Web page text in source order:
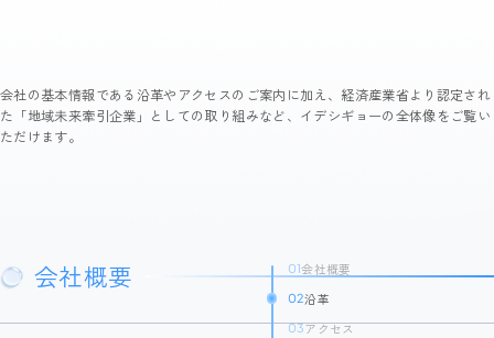
会社の基本情報である沿革やアクセスのご案内に加え、経済産業省より認定され
た「地域未来牽引企業」としての取り組みなど、イデシギョーの全体像をご覧い
ただけます。
会社概要 01会社概要
02沿革
03アクセス